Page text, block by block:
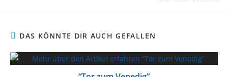
DAS KÖNNTE DIR AUCH GEFALLEN